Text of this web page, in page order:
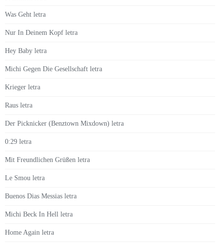
Was Geht letra
Nur In Deinem Kopf letra
Hey Baby letra
Michi Gegen Die Gesellschaft letra
Krieger letra
Raus letra
Der Picknicker (Benztown Mixdown) letra
0:29 letra
Mit Freundlichen Grüßen letra
Le Smou letra
Buenos Dias Messias letra
Michi Beck In Hell letra
Home Again letra